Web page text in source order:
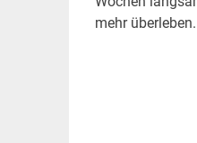
mehr